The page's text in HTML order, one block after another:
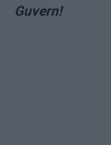
Guvern!